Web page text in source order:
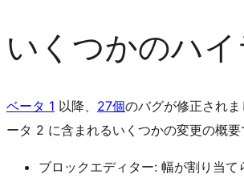
いくつかのハイ
ベータ 1 以降、 27個のバグが修正され
ータ 2 に含まれるいくつかの変更の概要
ブロックエディター: 幅が割り当て